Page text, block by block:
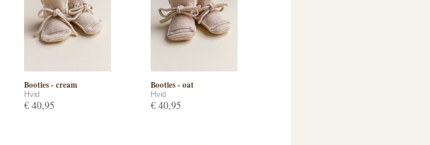
Booties - cream
Hvid
€ 40,95
Booties - oat
Hvid
€ 40,95